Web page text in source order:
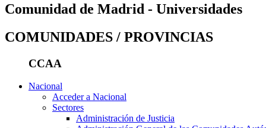
Comunidad de Madrid - Universidades
COMUNIDADES / PROVINCIAS
CCAA
Nacional
Acceder a Nacional
Sectores
Administración de Justicia